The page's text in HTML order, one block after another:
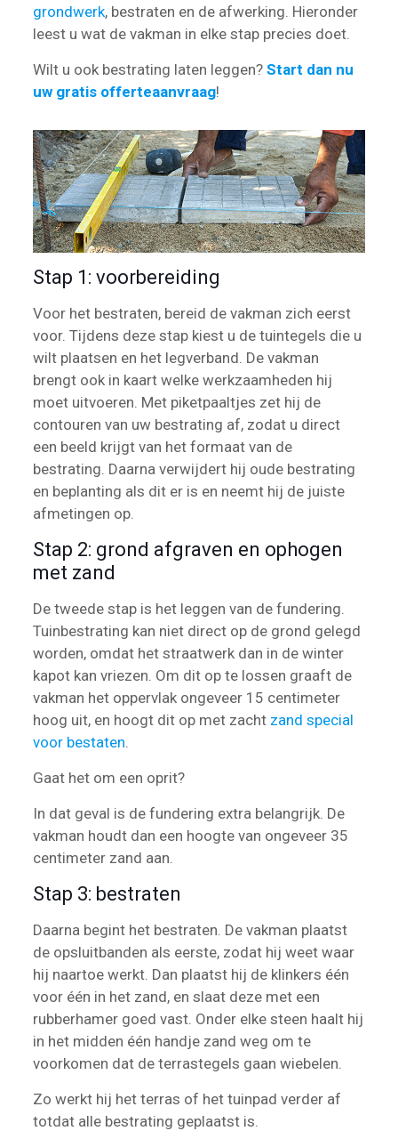
grondwerk, bestraten en de afwerking. Hieronder
leest u wat de vakman in elke stap precies doet.
Wilt u ook bestrating laten leggen? Start dan nu
uw gratis offerteaanvraag!
Stap 1: voorbereiding
Voor het bestraten, bereid de vakman zich eerst
voor. Tijdens deze stap kiest u de tuintegels die u
wilt plaatsen en het legverband. De vakman
brengt ook in kaart welke werkzaamheden hij
moet uitvoeren. Met piketpaaltjes zet hij de
contouren van uw bestrating af, zodat u direct
een beeld krijgt van het formaat van de
bestrating. Daarna verwijdert hij oude bestrating
en beplanting als dit er is en neemt hij de juiste
afmetingen op.
Stap 2: grond afgraven en ophogen
met zand
De tweede stap is het leggen van de fundering.
Tuinbestrating kan niet direct op de grond gelegd
worden, omdat het straatwerk dan in de winter
kapot kan vriezen. Om dit op te lossen graaft de
vakman het oppervlak ongeveer 15 centimeter
hoog uit, en hoogt dit op met zacht zand special
voor bestaten
Gaat het om een oprit?
In dat geval is de fundering extra belangrijk. De
vakman houdt dan een hoogte van ongeveer 35
centimeter zand aan.
Stap 3: bestraten
Daarna begint het bestraten. De vakman plaatst
de opsluitbanden als eerste, zodat hij weet waar
hij naartoe werkt. Dan plaatst hij de klinkers één
voor één in het zand, en slaat deze met een
rubberhamer goed vast. Onder elke steen haalt hij
in het midden één handje zand weg om te
voorkomen dat de terrastegels gaan wiebelen.
Zo werkt hij het terras of het tuinpad verder af
totdat alle bestrating geplaatst is.